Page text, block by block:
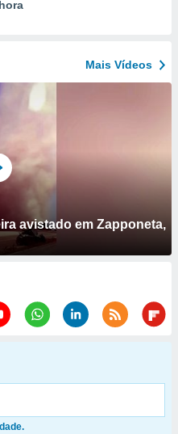
Mais Vídeos
avistado em Zapponeta,